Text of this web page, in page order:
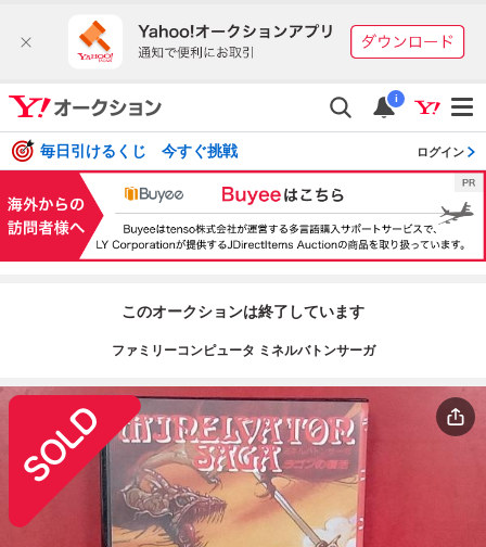
i
毎日引けるくじ 今すぐ挑戦 ログイン
このオークションは終了しています
ファミリーコンピュータ ミネルバトンサーガ